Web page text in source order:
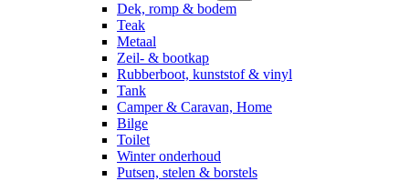
Dek, romp & bodem
Teak
Metaal
Zeil- & bootkap
Rubberboot, kunststof & vinyl
Tank
Camper & Caravan, Home
Bilge
Toilet
Winter onderhoud
Putsen, stelen & borstels